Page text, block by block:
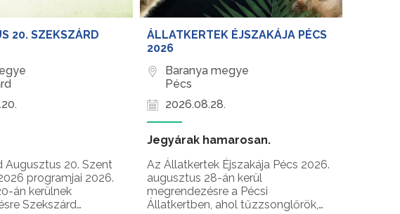
20. SZEKSZÁRD
Augusztus 20. Szent
programjai 2026.
án kerülnek
Szekszárd
ÁLLATKERTEK ÉJSZAKÁJA PÉCS
2026
Baranya megye
Pécs
2026.08.28.
Jegyárak hamarosan.
Az Állatkertek Éjszakája Pécs 2026.
augusztus 28-án kerül
megrendezésre a Pécsi
Állatkertben, ahol tűzzsonglőrök,